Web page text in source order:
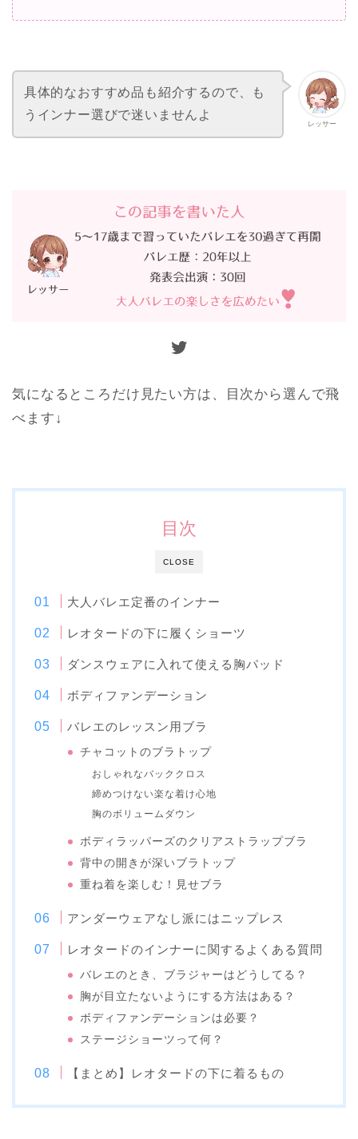
レッサー
具体的なおすすめ品も紹介するので、も
うインナー選びで迷いませんよ
Twitter
気になるところだけ見たい方は、目次から選んで飛
べます↓
CLOSE
目次
大人バレエ定番のインナー
レオタードの下に履くショーツ
ダンスウェアに入れて使える胸パッド
ボディファンデーション
バレエのレッスン用ブラ
チャコットのブラトップ
おしゃれなバッククロス
締めつけない楽な着け心地
胸のボリュームダウン
ボディラッパーズのクリアストラップブラ
背中の開きが深いブラトップ
重ね着を楽しむ！見せブラ
アンダーウェアなし派にはニップレス
レオタードのインナーに関するよくある質問
バレエのとき、ブラジャーはどうしてる？
胸が目立たないようにする方法はある？
ボディファンデーションは必要？
ステージショーツって何？
【まとめ】レオタードの下に着るもの